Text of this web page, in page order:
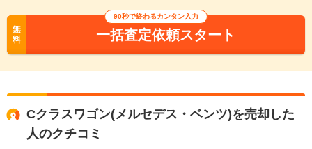
無
料
90秒で終わるカンタン入力
一括査定依頼スタート
Cクラスワゴン(メルセデス・ベンツ)を売却した
人のクチコミ